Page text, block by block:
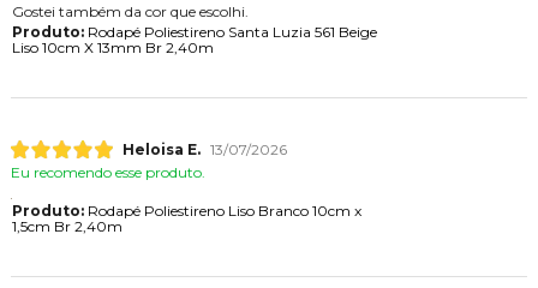
Gostei também da cor que escolhi.
Produto:Rodapé Poliestireno Santa Luzia 561 Beige
Liso 10cm X 13mm Br 2,40m
Heloisa E. 13/07/2026
Eu recomendo esse produto.
Produto:Rodapé Poliestireno Liso Branco 10cm x
1,5cm Br 2,40m